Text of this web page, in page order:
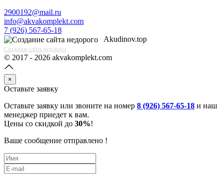
2900192@mail.ru
info@akvakomplekt.com
7 (926) 567-65-18
Akudinov.top
Создание сайта недорого
© 2017 - 2026 akvakomplekt.com
×
Оставьте заявку
Оставьте заявку или звоните на номер 8 (926) 567-65-18 и наш
менеджер приедет к вам.
Цены со скидкой до 30%!
Ваше сообщение отправлено !